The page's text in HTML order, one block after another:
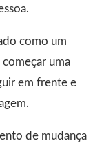
como um
uma
em frente e
de mudança